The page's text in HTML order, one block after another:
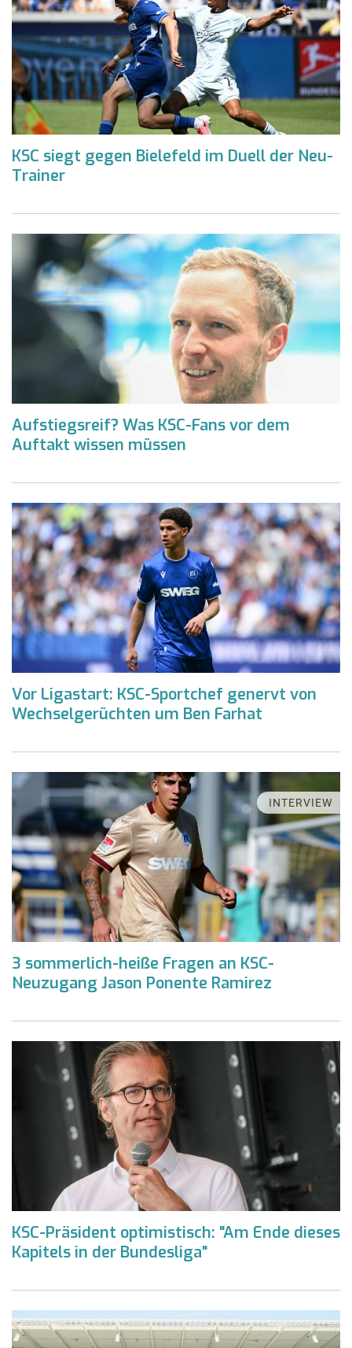
KSC siegt gegen Bielefeld im Duell der Neu-
Trainer
Aufstiegsreif? Was KSC-Fans vor dem
Auftakt wissen müssen
Vor Ligastart: KSC-Sportchef genervt von
Wechselgerüchten um Ben Farhat
INTERVIEW
3 sommerlich-heiße Fragen an KSC-
Neuzugang Jason Ponente Ramirez
KSC-Präsident optimistisch: "Am Ende dieses
Kapitels in der Bundesliga"